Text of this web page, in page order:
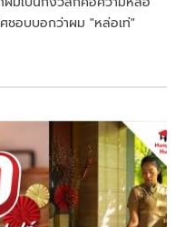
อบบอกว่าผม "หล่อเท่"